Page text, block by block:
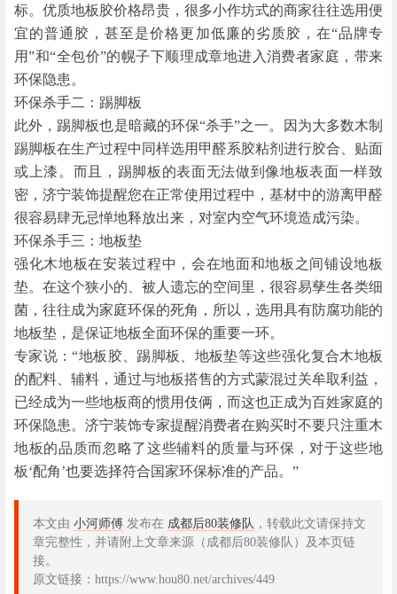
标。优质地板胶价格昂贵，很多小作坊式的商家往往选用便
宜的普通胶，甚至是价格更加低廉的劣质胶，在“品牌专
用”和“全包价”的幌子下顺理成章地进入消费者家庭，带来
环保隐患。
环保杀手二：踢脚板
此外，踢脚板也是暗藏的环保“杀手”之一。因为大多数木制
踢脚板在生产过程中同样选用甲醛系胶粘剂进行胶合、贴面
或上漆。而且，踢脚板的表面无法做到像地板表面一样致
密，济宁装饰提醒您在正常使用过程中，基材中的游离甲醛
很容易肆无忌惮地释放出来，对室内空气环境造成污染。
环保杀手三：地板垫
强化木地板在安装过程中，会在地面和地板之间铺设地板
垫。在这个狭小的、被人遗忘的空间里，很容易孳生各类细
菌，往往成为家庭环保的死角，所以，选用具有防腐功能的
地板垫，是保证地板全面环保的重要一环。
专家说：“地板胶、踢脚板、地板垫等这些强化复合木地板
的配料、辅料，通过与地板搭售的方式蒙混过关牟取利益，
已经成为一些地板商的惯用伎俩，而这也正成为百姓家庭的
环保隐患。济宁装饰专家提醒消费者在购买时不要只注重木
地板的品质而忽略了这些辅料的质量与环保，对于这些地
板‘配角’也要选择符合国家环保标准的产品。”
本文由 小河师傅 发布在 成都后80装修队 ，转载此文请保持文
章完整性，并请附上文章来源（成都后80装修队）及本页链
接。
原文链接：https://www.hou80.net/archives/449